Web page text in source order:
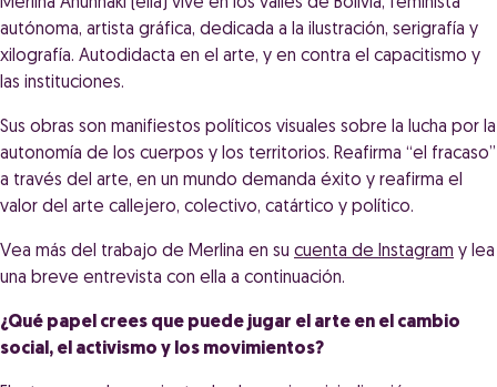
autónoma, artista gráfica, dedicada a la ilustración, serigrafía y
xilografía. Autodidacta en el arte, y en contra el capacitismo y
las instituciones.
Sus obras son manifiestos políticos visuales sobre la lucha por la
autonomía de los cuerpos y los territorios. Reafirma “el fracaso”
a través del arte, en un mundo demanda éxito y reafirma el
valor del arte callejero, colectivo, catártico y político.
Vea más del trabajo de Merlina en su cuenta de Instagram y lea
una breve entrevista con ella a continuación.
¿Qué papel crees que puede jugar el arte en el cambio
social, el activismo y los movimientos?